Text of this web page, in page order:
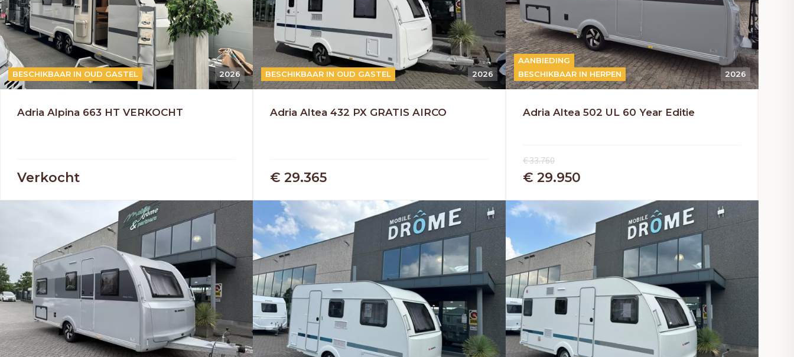
2026
BESCHIKBAAR IN OUD GASTEL
Adria Alpina 663 HT VERKOCHT
Verkocht
2026
BESCHIKBAAR IN OUD GASTEL
Adria Altea 432 PX GRATIS AIRCO
€ 29.365
2026
AANBIEDING
BESCHIKBAAR IN HERPEN
Adria Altea 502 UL 60 Year Editie
€ 33.760
€ 29.950